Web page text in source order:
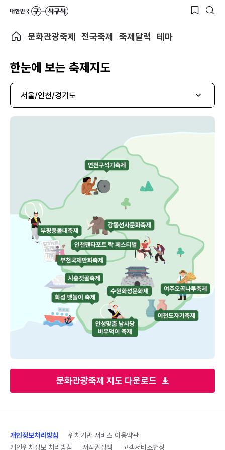
문화관광축제 전국축제 축제달력 테마
한눈에 보는 축제지도
문화관광축제 지도 다운로드
서울/인천/경기도
개인정보처리방침
위치기반 서비스 이용약관
개인위치정보 처리방침
저작권정책 고객서비스헌장